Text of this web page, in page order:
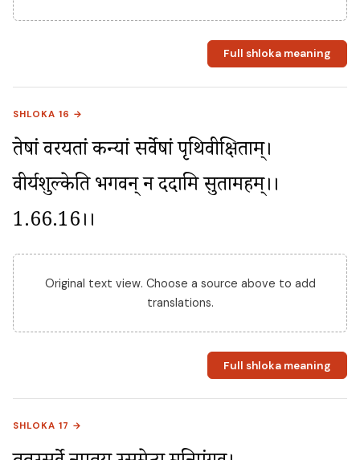
Full shloka meaning
SHLOKA 16 →
तेषां वरयतां कन्यां सर्वेषां पृथिवीक्षिताम्।
वीर्यशुल्केति भगवन् न ददामि सुतामहम्।।
1.66.16।।
Original text view. Choose a source above to add
translations.
Full shloka meaning
SHLOKA 17 →